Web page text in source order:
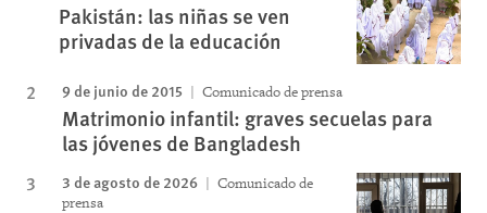
Pakistán: las niñas se ven
privadas de la educación
9 de junio de 2015 Comunicado de prensa
Matrimonio infantil: graves secuelas para
las jóvenes de Bangladesh
3 de agosto de 2026
Comunicado de
prensa